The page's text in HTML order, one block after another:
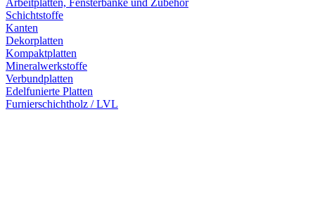
Arbeitplatten, Fensterbänke und Zubehör
Schichtstoffe
Kanten
Dekorplatten
Kompaktplatten
Mineralwerkstoffe
Verbundplatten
Edelfunierte Platten
Furnierschichtholz / LVL